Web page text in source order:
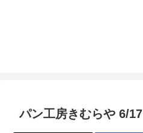
パン工房きむらや 6/17